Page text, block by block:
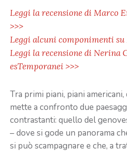
Leggi la recensione di Marco
>>>
Leggi alcuni componimenti su
Leggi la recensione di Nerina
esTemporanei >>>
Tra primi piani, piani americani,
mette a confronto due
contrastanti: quello del
– dove si gode un panorama
si può scampagnare e che, a